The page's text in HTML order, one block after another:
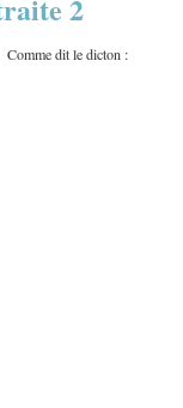
2
Comme dit le dicton :